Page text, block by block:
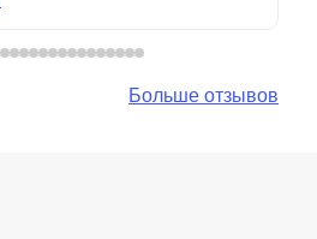
Больше отзывов